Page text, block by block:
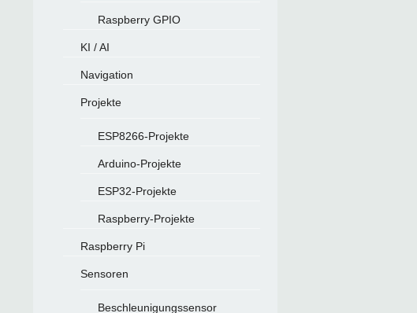
Raspberry GPIO
KI / AI
Navigation
Projekte
ESP8266-Projekte
Arduino-Projekte
ESP32-Projekte
Raspberry-Projekte
Raspberry Pi
Sensoren
Beschleunigungssensor